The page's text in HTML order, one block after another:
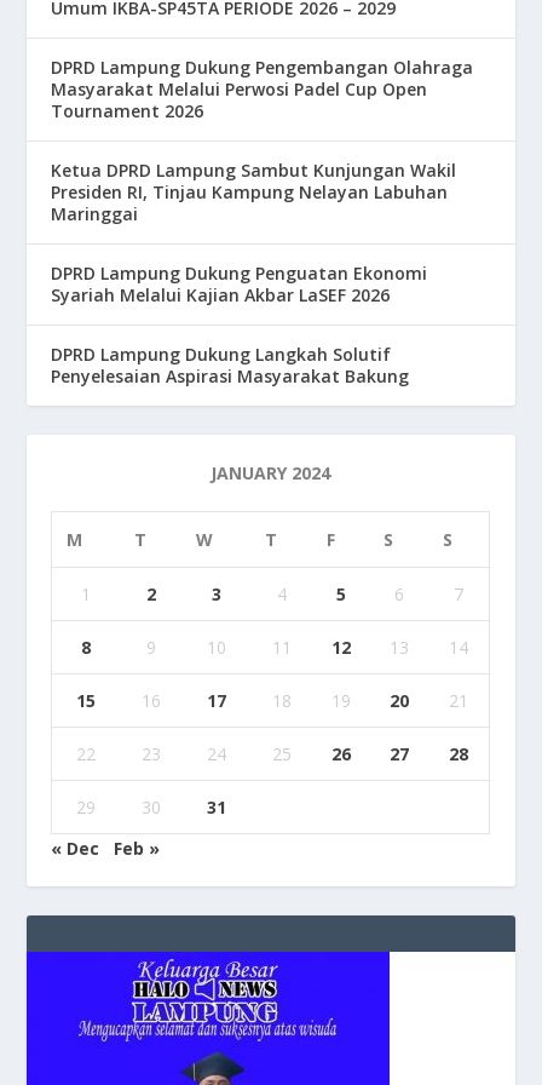
Umum IKBA-SP45TA PERIODE 2026 – 2029
DPRD Lampung Dukung Pengembangan Olahraga
Masyarakat Melalui Perwosi Padel Cup Open
Tournament 2026
Ketua DPRD Lampung Sambut Kunjungan Wakil
Presiden RI, Tinjau Kampung Nelayan Labuhan
Maringgai
DPRD Lampung Dukung Penguatan Ekonomi
Syariah Melalui Kajian Akbar LaSEF 2026
DPRD Lampung Dukung Langkah Solutif
Penyelesaian Aspirasi Masyarakat Bakung
JANUARY 2024
M T W T F S S
1 2 3 4 5 6 7
8 9 10 11 12 13 14
15 16 17 18 19 20 21
22 23 24 25 26 27 28
29 30
31
« Dec
Feb »